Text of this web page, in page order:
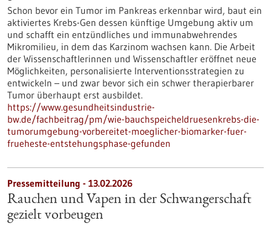
Schon bevor ein Tumor im Pankreas erkennbar wird, baut ein
aktiviertes Krebs-Gen dessen künftige Umgebung aktiv um
und schafft ein entzündliches und immunabwehrendes
Mikromilieu, in dem das Karzinom wachsen kann. Die Arbeit
der Wissenschaftlerinnen und Wissenschaftler eröffnet neue
Möglichkeiten, personalisierte Interventionsstrategien zu
entwickeln – und zwar bevor sich ein schwer therapierbarer
Tumor überhaupt erst ausbildet.
https://www.gesundheitsindustrie-
bw.de/fachbeitrag/pm/wie-bauchspeicheldruesenkrebs-die-
tumorumgebung-vorbereitet-moeglicher-biomarker-fuer-
frueheste-entstehungsphase-gefunden
Pressemitteilung - 13.02.2026
Rauchen und Vapen in der Schwangerschaft
gezielt vorbeugen